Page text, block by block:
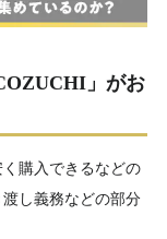
」がお
購入できるなどの
し義務などの部分